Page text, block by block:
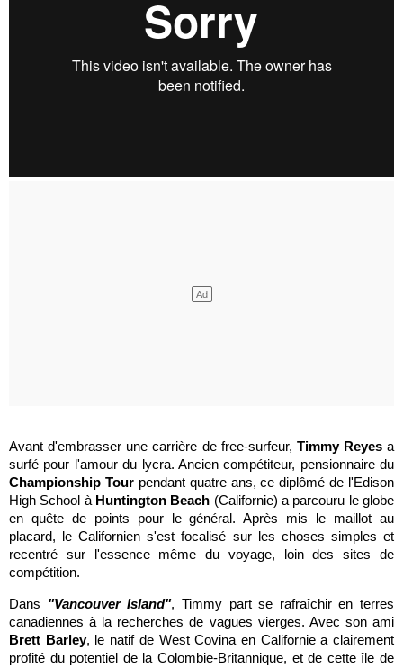
Avant d'embrasser une carrière de free-surfeur, Timmy Reyesa
surfé pour l'amour du lycra. Ancien compétiteur, pensionnaire du
Championship Tourpendant quatre ans, ce diplômé de l'Edison
High School à Huntington Beach (Californie) a parcouru le globe
en quête de points pour le général. Après mis le maillot au
placard, le Californien s'est focalisé sur les choses simples et
recentré sur l'essence même du voyage, loin des sites de
compétition.
Dans "Vancouver Island", Timmy part se rafraîchir en terres
canadiennes à la recherches de vagues vierges. Avec son ami
Brett Barley, le natif de West Covina en Californie a clairement
profité du potentiel de la Colombie-Britannique, et de cette île de